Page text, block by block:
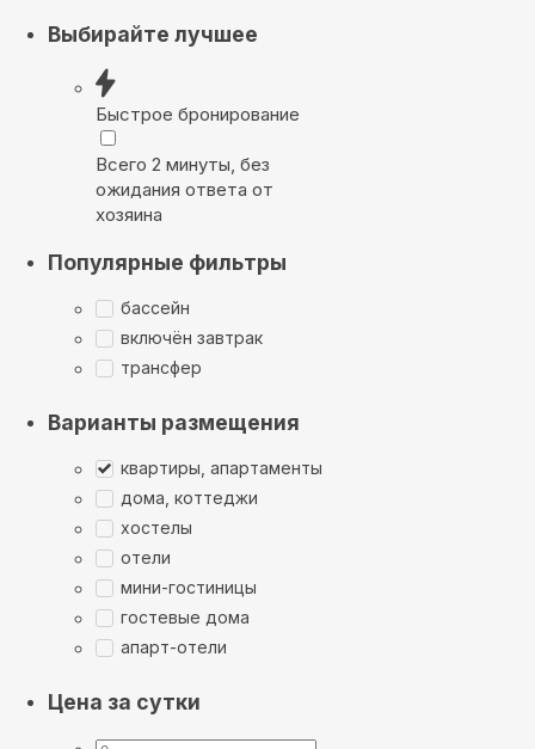
Выбирайте лучшее
Быстрое бронирование
Всего 2 минуты, без
ожидания ответа от
хозяина
Популярные фильтры
бассейн
включён завтрак
трансфер
Варианты размещения
квартиры, апартаменты
дома, коттеджи
хостелы
отели
мини-гостиницы
гостевые дома
апарт-отели
Цена за сутки